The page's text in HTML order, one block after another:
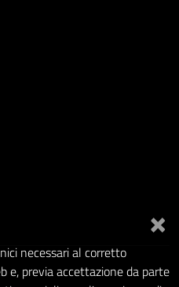
×
necessari al corretto
e, previa accettazione da parte